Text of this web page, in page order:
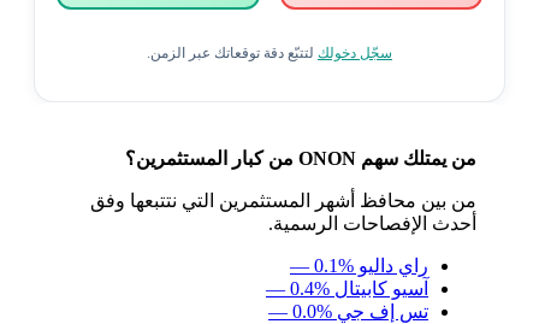
سجّل دخولكلتتبّع دقة توقعاتك عبر الزمن.
من يمتلك سهم ONON من كبار المستثمرين؟
من بين محافظ أشهر المستثمرين التي نتتبعها وفق
أحدث الإفصاحات الرسمية.
راي داليو — 0.1%
آسيو كابيتال — 0.4%
تس إف جي — 0.0%